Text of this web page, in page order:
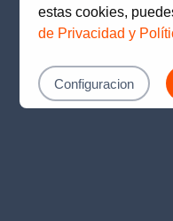
estas cookies,
de Privacidad y
Configuracion